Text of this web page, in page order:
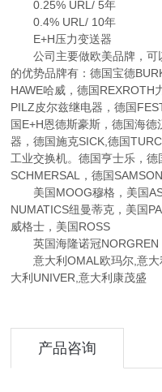
0.25% URL/ 5年
0.4% URL/ 10年
E+H压力变送器
公司主要做欧美品牌，可
的优势品牌有：德国宝德
HAWE哈威，德国REXROTH
PILZ皮尔兹继电器，德国
国E+H恩德斯豪斯，德国海
器，德国施克SICK,德国
工业交换机。德国亨士乐，
SCHMERSAL，德国
美国MOOG穆格，美国
NUMATICS纽曼蒂克，美国
威格士，美国ROSS
英国海隆诺冠NORGREN
意大利OMAL欧玛尔,意大
大利UNIVER,意大利康茂盛
产品咨询